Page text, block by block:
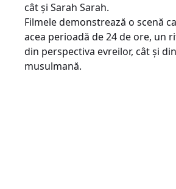
cât și Sarah Sarah.
Filmele demonstrează o scenă
acea perioadă de 24 de ore, un
din perspectiva evreilor, cât și
musulmană.